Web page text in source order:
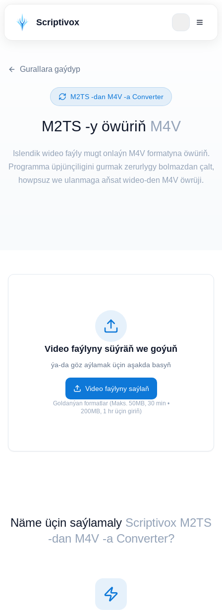
Scriptivox
Gurallara gaýdyp
⁦M2TS⁩ -dan ⁦M4V⁩ -a Converter
⁦M2TS⁩ -y öwüriň M4V
Islendik wideo faýly mugt onlaýn M4V formatyna öwüriň.
Programma üpjünçiligini gurmak zerurlygy bolmazdan çalt,
howpsuz we ulanmaga aňsat wideo-den M4V öwrüji.
Video faýlyny süýräň we goýuň
ýa-da göz aýlamak üçin aşakda basyň
Video faýlyny saýlaň
Goldanýan formatlar (Maks. 50MB, 30 min •
200MB, 1 hr üçin giriň)
Näme üçin saýlamaly Scriptivox ⁦M2TS⁩
-dan ⁦M4V⁩ -a Converter?